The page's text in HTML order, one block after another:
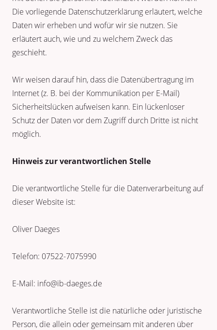
Die vorliegende Datenschutzerklärung erläutert, welche
Daten wir erheben und wofür wir sie nutzen. Sie
erläutert auch, wie und zu welchem Zweck das
geschieht.
Wir weisen darauf hin, dass die Datenübertragung im
Internet (z. B. bei der Kommunikation per E-Mail)
Sicherheitslücken aufweisen kann. Ein lückenloser
Schutz der Daten vor dem Zugriff durch Dritte ist nicht
möglich.
Hinweis zur verantwortlichen Stelle
Die verantwortliche Stelle für die Datenverarbeitung auf
dieser Website ist:
Oliver Daeges
Telefon: 07522-7075990
E-Mail: info@ib-daeges.de
Verantwortliche Stelle ist die natürliche oder juristische
Person, die allein oder gemeinsam mit anderen über